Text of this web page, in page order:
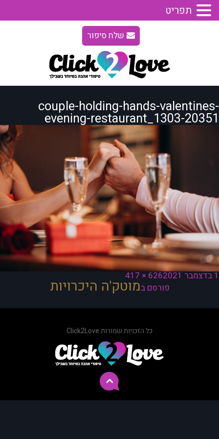
שלח סיפור
couple-holding-hands-valentines-
evening-restaurant_1303-20351
פורסם
1 בדצמבר 2021 מסך
מלא
626 × 417
פורסם במוטק'ה היכרויות
כל הזכויות שמורות Click2Love
תפריט